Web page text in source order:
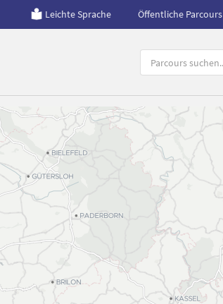
Leichte Sprache Öffentliche Parcours